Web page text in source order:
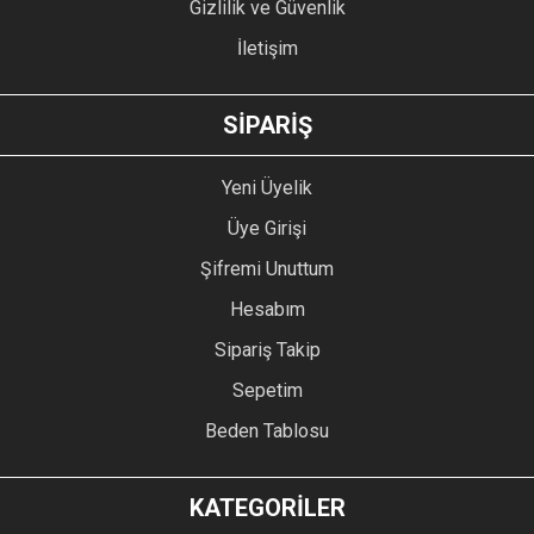
GÖNDER
Gizlilik ve Güvenlik
İletişim
SİPARİŞ
Yeni Üyelik
Üye Girişi
Şifremi Unuttum
Hesabım
Sipariş Takip
Sepetim
Beden Tablosu
KATEGORİLER